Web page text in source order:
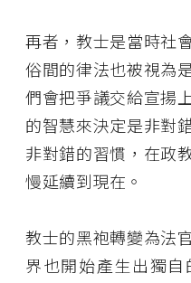
再者，教士是當時社
俗間的律法也被視為
們會把爭議交給宣揚
的智慧來決定是非對
非對錯的習慣，在政
慢延續到現在。
教士的黑袍轉變為法
界也開始產生出獨